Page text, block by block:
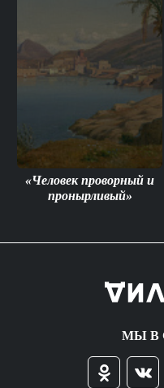
«Человек проворный и
пронырливый»
МЫ В